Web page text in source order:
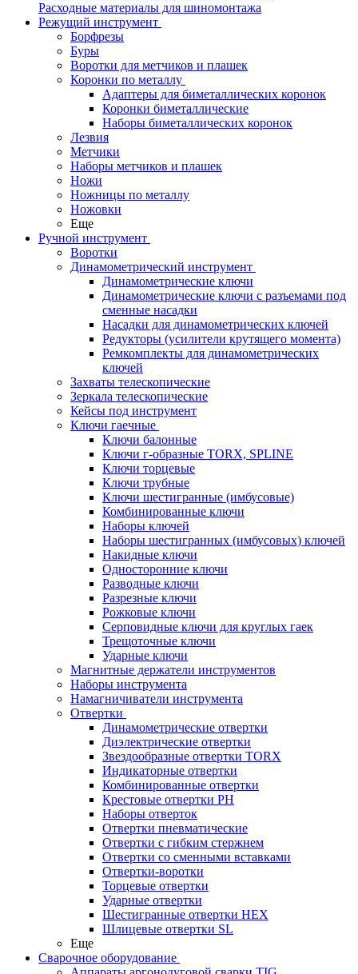
Расходные материалы для шиномонтажа
Режущий инструмент
Борфрезы
Буры
Воротки для метчиков и плашек
Коронки по металлу
Адаптеры для биметаллических коронок
Коронки биметаллические
Наборы биметаллических коронок
Лезвия
Метчики
Наборы метчиков и плашек
Ножи
Ножницы по металлу
Ножовки
Еще
Ручной инструмент
Воротки
Динамометрический инструмент
Динамометрические ключи
Динамометрические ключи с разъемами под
сменные насадки
Насадки для динамометрических ключей
Редукторы (усилители крутящего момента)
Ремкомплекты для динамометрических
ключей
Захваты телескопические
Зеркала телескопические
Кейсы под инструмент
Ключи гаечные
Ключи балонные
Ключи г-образные TORX, SPLINE
Ключи торцевые
Ключи трубные
Ключи шестигранные (имбусовые)
Комбинированные ключи
Наборы ключей
Наборы шестигранных (имбусовых) ключей
Накидные ключи
Односторонние ключи
Разводные ключи
Разрезные ключи
Рожковые ключи
Серповидные ключи для круглых гаек
Трещоточные ключи
Ударные ключи
Магнитные держатели инструментов
Наборы инструмента
Намагничиватели инструмента
Отвертки
Динамометрические отвертки
Диэлектрические отвертки
Звездообразные отвертки TORX
Индикаторные отвертки
Комбинированные отвертки
Крестовые отвертки PH
Наборы отверток
Отвертки пневматические
Отвертки с гибким стержнем
Отвертки со сменными вставками
Отвертки-воротки
Торцевые отвертки
Ударные отвертки
Шестигранные отвертки HEX
Шлицевые отвертки SL
Еще
Сварочное оборудование